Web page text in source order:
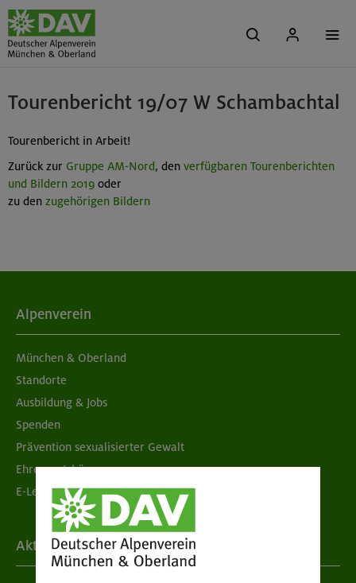
Tourenbericht 19/07 W Schambachtal
Tourenbericht in Arbeit!
Zurück zur Gruppe AM-Nord, den verfügbaren Tourenberichten
und Bildern 2019 oder
zu den zugehörigen Bildern
Alpenverein
München & Oberland
Standorte
Ausbildung & Jobs
Spenden
Prävention sexualisierter Gewalt
Ehrenamtsbörse
E-Learning
Aktuelles